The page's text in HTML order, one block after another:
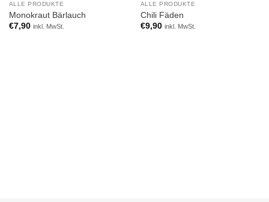
ALLE PRODUKTE
Monokraut Bärlauch
€7,90 inkl. MwSt.
ALLE PRODUKTE
Chili Fäden
€9,90 inkl. MwSt.